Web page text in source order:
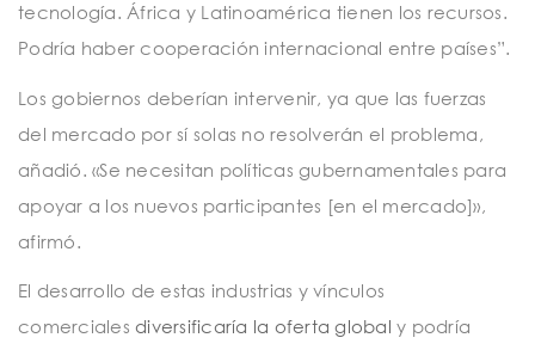
tecnología. África y Latinoamérica tienen los recursos.
Podría haber cooperación internacional entre países”.
Los gobiernos deberían intervenir, ya que las fuerzas
del mercado por sí solas no resolverán el problema,
añadió. «Se necesitan políticas gubernamentales para
apoyar a los nuevos participantes [en el mercado]»,
afirmó.
El desarrollo de estas industrias y vínculos
comerciales diversificaría la oferta global y podría